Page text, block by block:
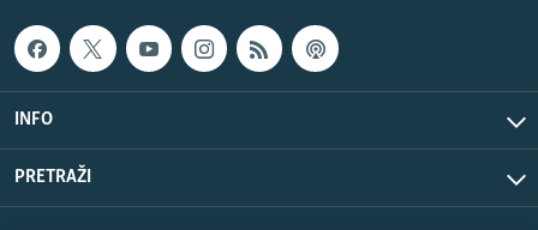
INFO
PRETRAŽI